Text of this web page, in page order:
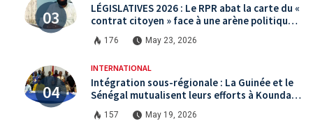
LÉGISLATIVES 2026 : Le RPR abat la carte du «
contrat citoyen » face à une arène politique
saturée.
176 May 23, 2026
INTERNATIONAL
Intégration sous-régionale : La Guinée et le
Sénégal mutualisent leurs efforts à Koundara
via le programme RéZo
157 May 19, 2026